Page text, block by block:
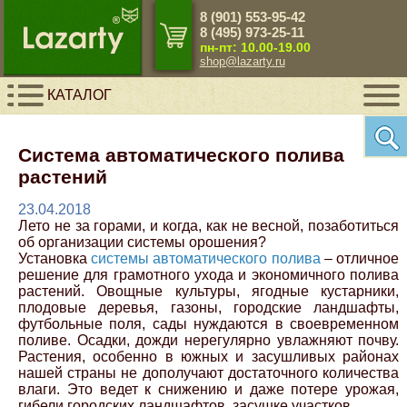
8 (901) 553-95-42
8 (495) 973-25-11
пн-пт: 10.00-19.00
shop@lazarty.ru
КАТАЛОГ
Система автоматического полива
растений
23.04.2018
Лето не за горами, и когда, как не весной, позаботиться
об организации системы орошения?
Установкасистемы автоматического полива – отличное
решение для грамотного ухода и экономичного полива
растений. Овощные культуры, ягодные кустарники,
плодовые деревья, газоны, городские ландшафты,
футбольные поля, сады нуждаются в своевременном
поливе. Осадки, дожди нерегулярно увлажняют почву.
Растения, особенно в южных и засушливых районах
нашей страны не дополучают достаточного количества
влаги. Это ведет к снижению и даже потере урожая,
Close Menu
Назад
Клапаны
Спринклеры
Сопла
Датчики
Комплектующие
Close Menu
Назад
BMW
Chery
Chevrolet
Citroen
Ford
Close Menu
Назад
Ручные инструменты
Садовый инвентарь
Close Menu
Назад
Искусственный камень
Close Menu
Назад
разметки
Пигменты
Резиновая краска и грунт
Светоотражающие краски
Светящиеся люминесцентные краски
Close Menu
Назад
Фартуки для кухни
Панели 3D гипсовые
Руспанели Ruspanel
Панели МДФ
Каменный шпон натуральный
Close Menu
Назад
Плитка под кожу
Аксессуары для плитки
Close Menu
Назад
Панели ПВХ для потолка
Сушилки автоматизированные для белья
Реечные потолки Cesal
Кассетные потолки Cesal